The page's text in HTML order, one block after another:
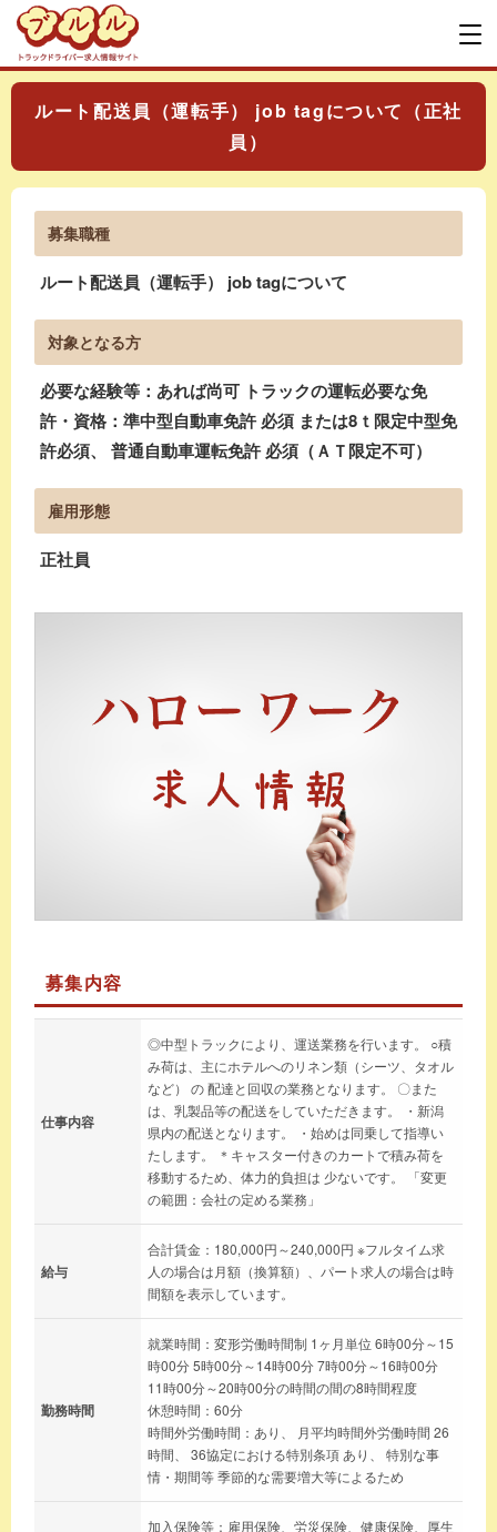
ルート配送員（運転手） job tagについて（正社
員）
募集職種
ルート配送員（運転手） job tagについて
対象となる方
必要な経験等：あれば尚可 トラックの運転必要な免
許・資格：準中型自動車免許 必須 または8ｔ限定中型免
許必須、 普通自動車運転免許 必須（ＡＴ限定不可）
雇用形態
正社員
募集内容
仕事内容
◎中型トラックにより、運送業務を行います。 ○積
み荷は、主にホテルへのリネン類（シーツ、タオル
など） の 配達と回収の業務となります。 〇また
は、乳製品等の配送をしていただきます。 ・新潟
県内の配送となります。 ・始めは同乗して指導い
たします。 ＊キャスター付きのカートで積み荷を
移動するため、体力的負担は 少ないです。 「変更
の範囲：会社の定める業務」
給与
合計賃金：180,000円～240,000円 ※フルタイム求
人の場合は月額（換算額）、パート求人の場合は時
間額を表示しています。
勤務時間
就業時間：変形労働時間制 1ヶ月単位 6時00分～15
時00分 5時00分～14時00分 7時00分～16時00分
11時00分～20時00分の時間の間の8時間程度
休憩時間：60分
時間外労働時間：あり、 月平均時間外労働時間 26
時間、 36協定における特別条項 あり、 特別な事
情・期間等 季節的な需要増大等によるため
加入保険等：雇用保険、労災保険、健康保険、厚生